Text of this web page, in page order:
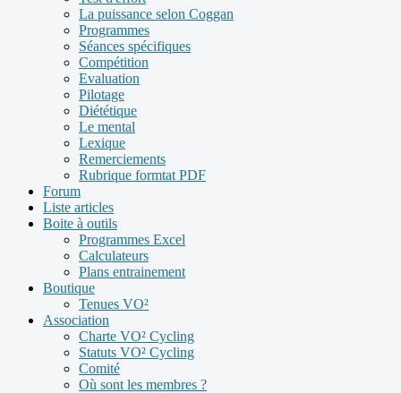
La puissance selon Coggan
Programmes
Séances spécifiques
Compétition
Evaluation
Pilotage
Diététique
Le mental
Lexique
Remerciements
Rubrique formtat PDF
Forum
Liste articles
Boite à outils
Programmes Excel
Calculateurs
Plans entrainement
Boutique
Tenues VO²
Association
Charte VO² Cycling
Statuts VO² Cycling
Comité
Où sont les membres ?